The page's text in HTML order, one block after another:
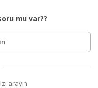
mu var??
arayın